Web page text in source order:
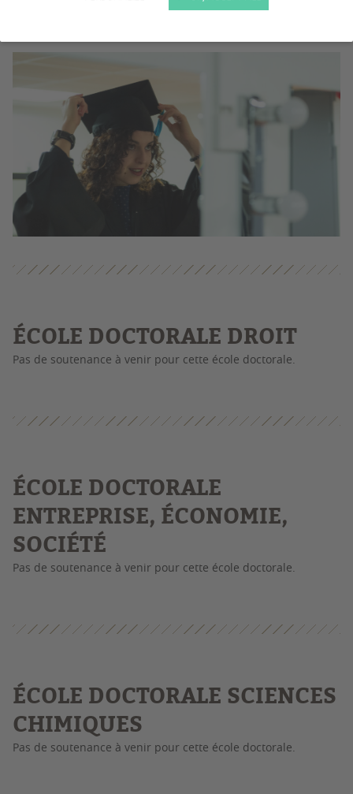
ÉCOLE DOCTORALE DROIT
Pas de soutenance à venir pour cette école doctorale.
ÉCOLE DOCTORALE
ENTREPRISE, ÉCONOMIE,
SOCIÉTÉ
Pas de soutenance à venir pour cette école doctorale.
ÉCOLE DOCTORALE SCIENCES
CHIMIQUES
Pas de soutenance à venir pour cette école doctorale.